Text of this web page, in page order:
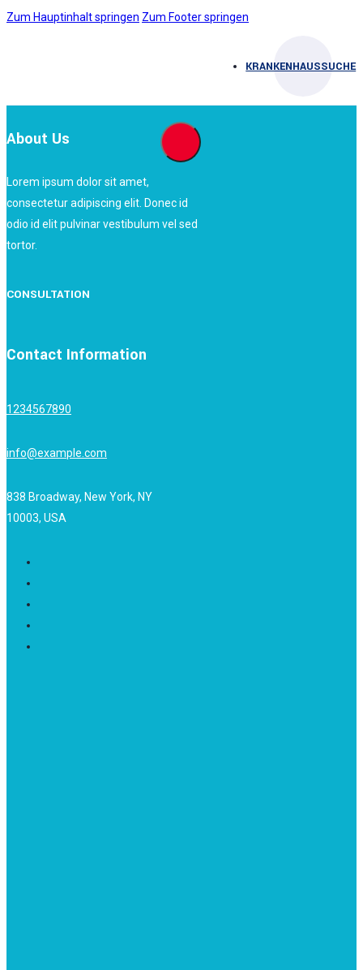
Zum Hauptinhalt springen Zum Footer springen
KRANKENHAUSSUCHE
About Us
Lorem ipsum dolor sit amet,
consectetur adipiscing elit. Donec id
odio id elit pulvinar vestibulum vel sed
tortor.
CONSULTATION
Contact Information
1234567890
info@example.com
838 Broadway, New York, NY
10003, USA